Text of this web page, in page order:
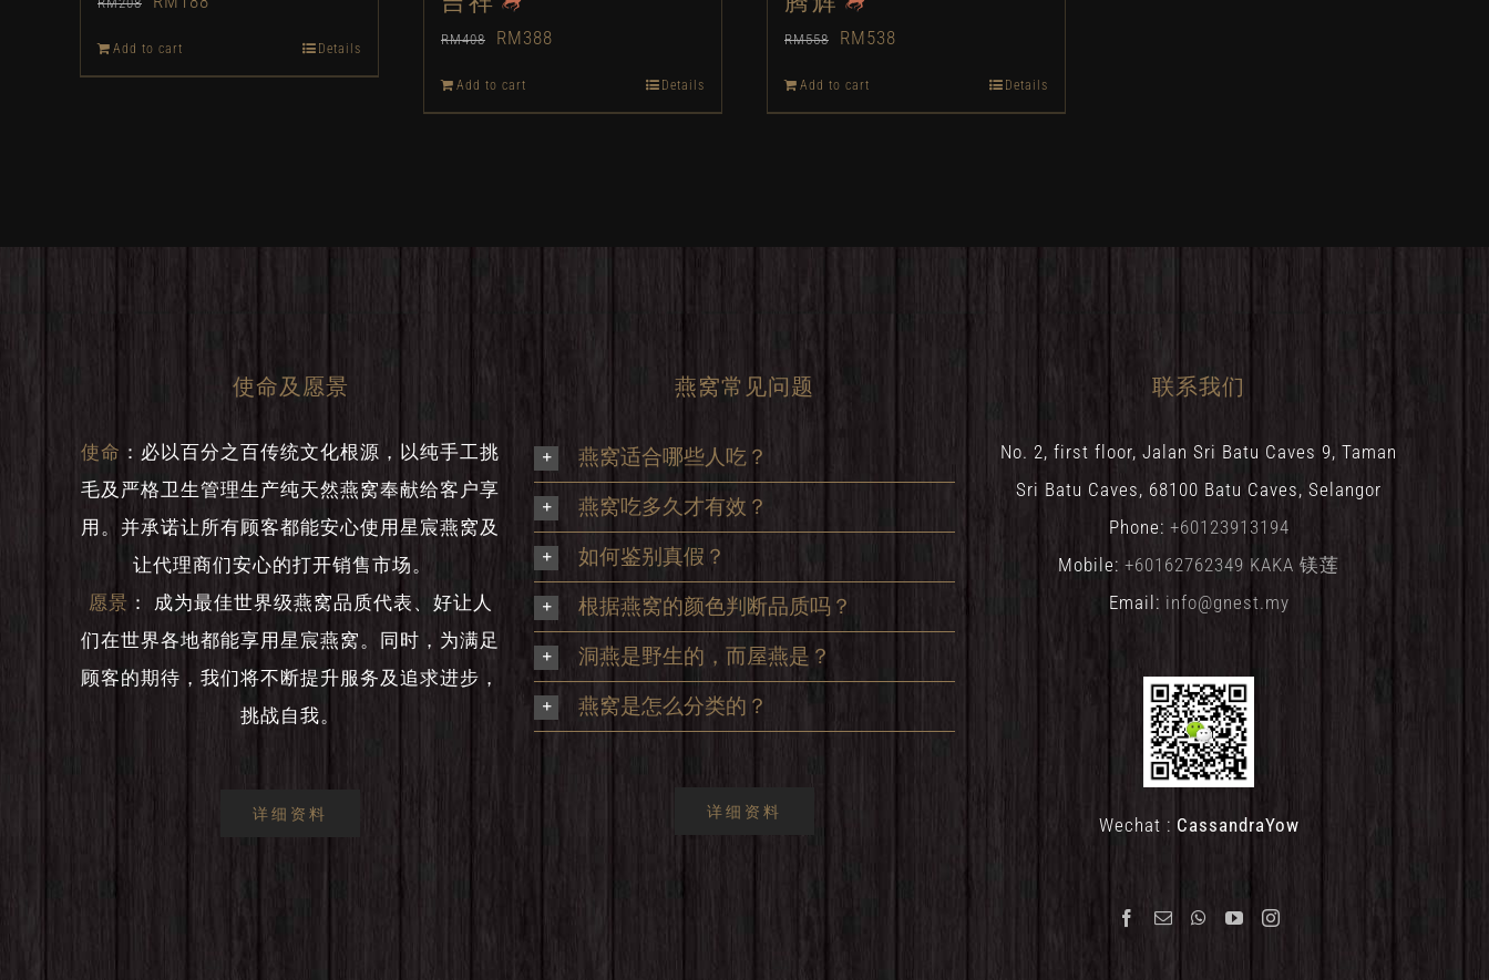
was:
is:
Add to cart Details
RM408
Original
was:
RM388
is:
Add to cart Details
RM558
Original
was:
RM538
is:
Add to cart Details
使命及愿景
使命 ： 必以百分之百传统文化根源，以纯手工挑
毛及严格卫生管理生产纯天然燕窝奉献给客户享
用。并承诺让所有顾客都能安心使用星宸燕窝及
让代理商们安心的打开销售市场。
愿景 ：
成为最佳世界级燕窝品质代表、好让人
们在世界各地都能享用星宸燕窝。同时，为满足
顾客的期待，我们将不断提升服务及追求进步，
挑战自我。
详细资料
燕窝常见问题
燕窝适合哪些人吃？
燕窝吃多久才有效？
如何鉴别真假？
根据燕窝的颜色判断品质吗？
洞燕是野生的，而屋燕是？
燕窝是怎么分类的？
详细资料
联系我们
No. 2, first floor, Jalan Sri Batu Caves 9, Taman
Sri Batu Caves, 68100 Batu Caves, Selangor
Phone: +60123913194
Mobile: +60162762349 KAKA 镁莲
Email: info@gnest.my
Wechat : CassandraYow